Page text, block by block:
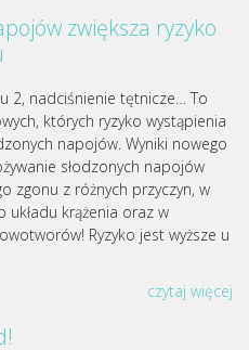
zwiększa ryzyko
2, nadciśnienie tętnicze… To
których ryzyko wystąpienia
napojów. Wyniki nowego
słodzonych napojów
zgonu z różnych przyczyn, w
krążenia oraz w
Ryzyko jest wyższe u
czytaj więcej